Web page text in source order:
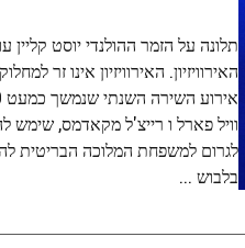
תלונה על הזמר ההולנדי יוסט
האירוויזיון. האירוויזיון אינו זר
וויל פארל ו רייצ'ל מקאדמס, שימש
לגרום למשפחת המלוכה הבריטית
בלבוש ...